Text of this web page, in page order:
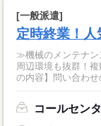
[一般派遣]
定時終業！人
≫機械のメンテナン
周辺環境も抜群！
の内容】問い合わせ
コールセン